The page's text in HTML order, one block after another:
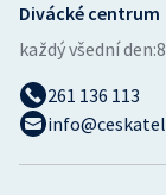
Divácké centrum
každý všední den:
261 136 113